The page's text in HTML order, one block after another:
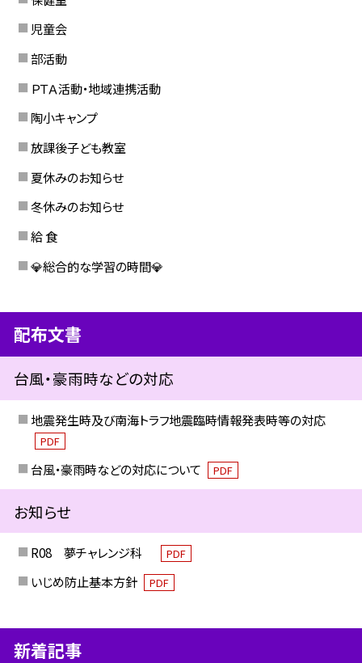
児童会
部活動
ＰＴＡ活動・地域連携活動
陶小キャンプ
放課後子ども教室
夏休みのお知らせ
冬休みのお知らせ
給 食
💎総合的な学習の時間💎
配布文書
台風・豪雨時などの対応
地震発生時及び南海トラフ地震臨時情報発表時等の対応
PDF
台風・豪雨時などの対応について PDF
お知らせ
R08 夢チャレンジ科 PDF
いじめ防止基本方針 PDF
新着記事